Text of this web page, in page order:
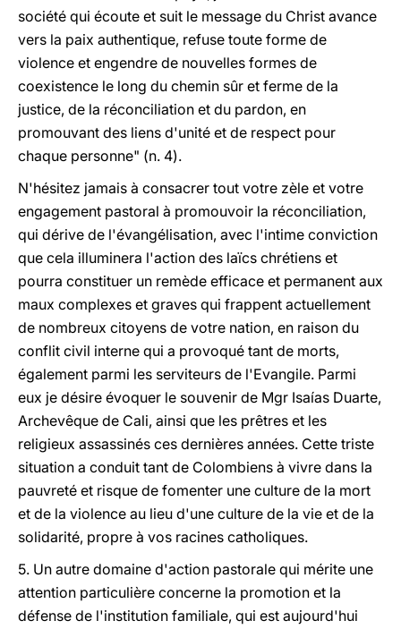
société qui écoute et suit le message du Christ avance
vers la paix authentique, refuse toute forme de
violence et engendre de nouvelles formes de
coexistence le long du chemin sûr et ferme de la
justice, de la réconciliation et du pardon, en
promouvant des liens d'unité et de respect pour
chaque personne" (n. 4).
N'hésitez jamais à consacrer tout votre zèle et votre
engagement pastoral à promouvoir la réconciliation,
qui dérive de l'évangélisation, avec l'intime conviction
que cela illuminera l'action des laïcs chrétiens et
pourra constituer un remède efficace et permanent aux
maux complexes et graves qui frappent actuellement
de nombreux citoyens de votre nation, en raison du
conflit civil interne qui a provoqué tant de morts,
également parmi les serviteurs de l'Evangile. Parmi
eux je désire évoquer le souvenir de Mgr Isaías Duarte,
Archevêque de Cali, ainsi que les prêtres et les
religieux assassinés ces dernières années. Cette triste
situation a conduit tant de Colombiens à vivre dans la
pauvreté et risque de fomenter une culture de la mort
et de la violence au lieu d'une culture de la vie et de la
solidarité, propre à vos racines catholiques.
5. Un autre domaine d'action pastorale qui mérite une
attention particulière concerne la promotion et la
défense de l'institution familiale, qui est aujourd'hui